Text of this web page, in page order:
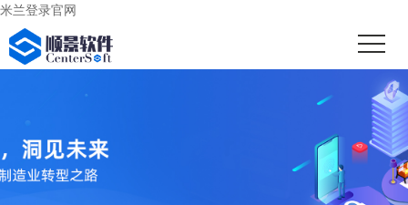
米兰登录官网